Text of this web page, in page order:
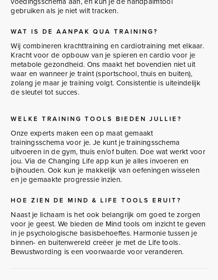
gebruiken als je niet wilt tracken.
WAT IS DE AANPAK QUA TRAINING?
Wij combineren krachttraining en cardiotraining met elkaar.
Kracht voor de opbouw van je spieren en cardio voor je
metabole gezondheid. Ons maakt het bovendien niet uit
waar en wanneer je traint (sportschool, thuis en buiten),
zolang je maar je training volgt. Consistentie is uiteindelijk
de sleutel tot succes.
WELKE TRAINING TOOLS BIEDEN JULLIE?
Onze experts maken een op maat gemaakt
trainingsschema voor je. Je kunt je trainingsschema
uitvoeren in de gym, thuis en/of buiten. Doe wat werkt voor
jou. Via de Changing Life app kun je alles invoeren en
bijhouden. Ook kun je makkelijk van oefeningen wisselen
en je gemaakte progressie inzien.
HOE ZIEN DE MIND & LIFE TOOLS ERUIT?
Naast je lichaam is het ook belangrijk om goed te zorgen
voor je geest. We bieden de Mind tools om inzicht te geven
in je psychologische basisbehoeftes. Harmonie tussen je
binnen- en buitenwereld creëer je met de Life tools.
Bewustwording is een voorwaarde voor veranderen.